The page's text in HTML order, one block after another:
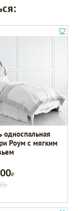
односпальная
Роум с мягким
Р
Р